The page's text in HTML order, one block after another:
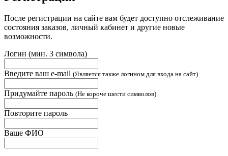
После регистрации на сайте вам будет доступно отслеживание
состояния заказов, личный кабинет и другие новые
возможности.
Логин (мин. 3 символа)
Введите ваш e-mail (Является также логином для входа на сайт)
Придумайте пароль (Не короче шести символов)
Повторите пароль
Ваше ФИО